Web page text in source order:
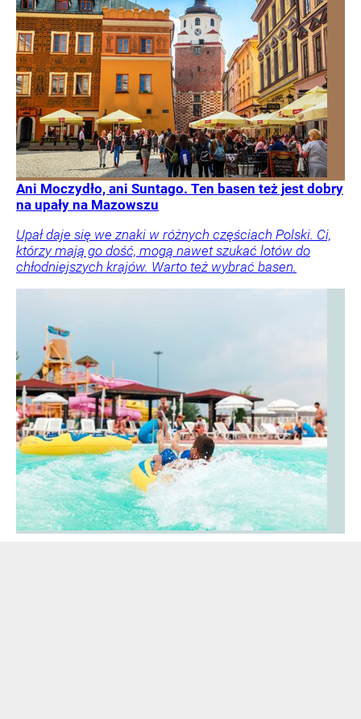
Ani Moczydło, ani Suntago. Ten basen też jest dobry
na upały na Mazowszu
Upał daje się we znaki w różnych częściach Polski. Ci,
którzy mają go dość, mogą nawet szukać lotów do
chłodniejszych krajów. Warto też wybrać basen.